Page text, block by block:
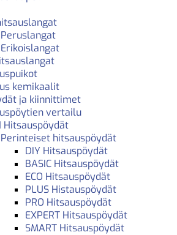
Peruslangat
Erikoislangat
kemikaalit
ja kiinnittimet
vertailu
Hitsauspöydät
Perinteiset hitsauspöydät
DIY Hitsauspöydät
BASIC Hitsauspöydät
ECO Hitsauspöydät
PLUS Histauspöydät
PRO Hitsauspöydät
EXPERT Hitsauspöydät
SMART Hitsauspöydät